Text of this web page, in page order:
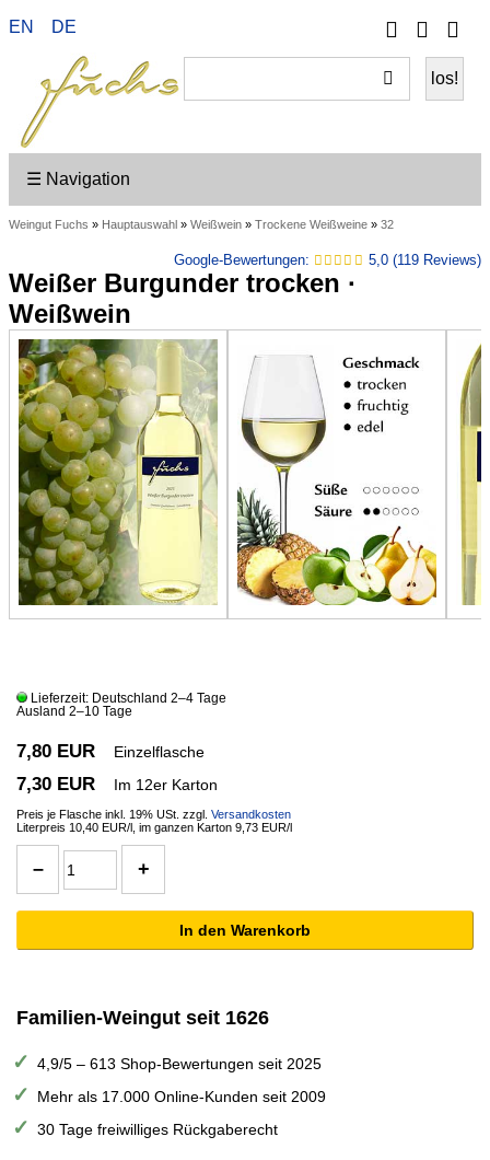
Telefon
Ihr
EN DE
☰ Navigation
Weingut Fuchs » Hauptauswahl » Weißwein » Trockene Weißweine » 32
Google-Bewertungen: 5,0 (119 Reviews)
Weißer Burgunder trocken ·
Weißwein
Lieferzeit: Deutschland 2–4 Tage
Ausland 2–10 Tage
7,80 EUR Einzelflasche
7,30 EUR Im 12er Karton
Preis je Flasche inkl. 19% USt. zzgl.Versandkosten
Literpreis 10,40 EUR/l, im ganzen Karton 9,73 EUR/l
Familien-Weingut seit 1626
4,9/5 – 613 Shop-Bewertungen seit 2025
Mehr als 17.000 Online-Kunden seit 2009
30 Tage freiwilliges Rückgaberecht